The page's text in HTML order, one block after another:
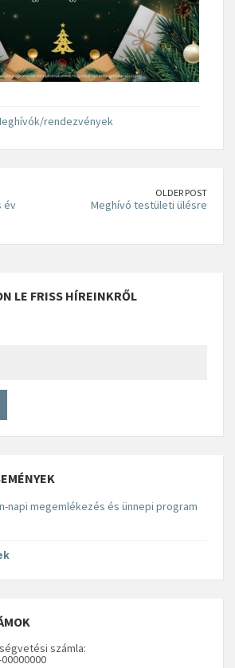
rendezvények
év
OLDER POST
Meghívó testületi ülésre
LE FRISS HÍREINKRŐL
napi megemlékezés és ünnepi program
számla: